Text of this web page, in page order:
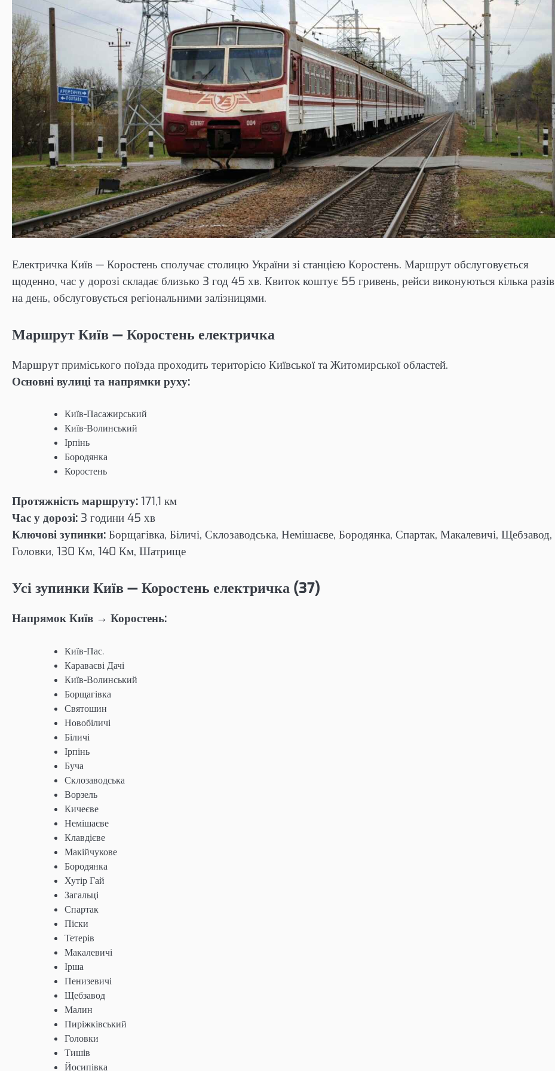
Електричка Київ — Коростень сполучає столицю України зі станцією Коростень. Маршрут обслуговується
щоденно, час у дорозі складає близько 3 год 45 хв. Квиток коштує 55 гривень, рейси виконуються кілька разів
на день, обслуговується регіональними залізницями.
Маршрут Київ — Коростень електричка
Маршрут приміського поїзда проходить територією Київської та Житомирської областей.
Основні вулиці та напрямки руху:
Київ-Пасажирський
Київ-Волинський
Ірпінь
Бородянка
Коростень
Протяжність маршруту: 171,1 км
Час у дорозі: 3 години 45 хв
Ключові зупинки: Борщагівка, Біличі, Склозаводська, Немішаєве, Бородянка, Спартак, Макалевичі, Щебзавод,
Головки, 130 Км, 140 Км, Шатрище
Усі зупинки Київ — Коростень електричка (37)
Напрямок Київ → Коростень:
Київ-Пас.
Караваєві Дачі
Київ-Волинський
Борщагівка
Святошин
Новобіличі
Біличі
Ірпінь
Буча
Склозаводська
Ворзель
Кичеєве
Немішаєве
Клавдієве
Макійчукове
Бородянка
Хутір Гай
Загальці
Спартак
Піски
Тетерів
Макалевичі
Ірша
Пенизевичі
Щебзавод
Малин
Пиріжківський
Головки
Тишів
Йосипівка